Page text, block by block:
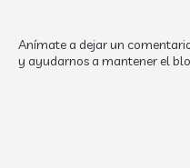
Anímate a dejar un
y ayudarnos a mantener el